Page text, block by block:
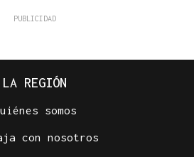
LA REGIÓN
somos
con nosotros